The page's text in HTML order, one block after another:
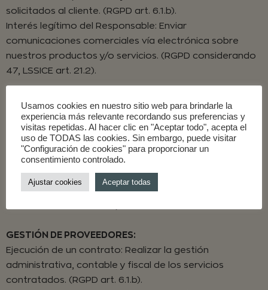
solicitados al cliente. (RGPD art. 6.1.b).
Interés legítimo del Responsable: Enviar
comunicaciones comerciales vía electrónica sobre
nuestros productos y/o servicios. (RGPD considerando
47, LSSICE art. 21.2).
GESTIÓN DE CLIENTES PUNTUALES:
Ejecución de un contrato: Realizar la gestión comercial,
administrativa, contable y fiscal de los servicios
solicitados al cliente. (RGPD art. 6.1.b). Interés legítimo
del Responsable: Enviar comunicaciones comerciales
vía electrónica sobre nuestros productos y/o servicios.
GESTIÓN DE PROVEEDORES:
Ejecución de un contrato: Realizar la gestión
administrativa, contable y fiscal de los servicios
contratados. (RGPD art. 6.1.b).
Usamos cookies en nuestro sitio web para brindarle la
experiencia más relevante recordando sus preferencias y
visitas repetidas. Al hacer clic en "Aceptar todo", acepta el
uso de TODAS las cookies. Sin embargo, puede visitar
"Configuración de cookies" para proporcionar un
consentimiento controlado.
Ajustar cookies Aceptar todas